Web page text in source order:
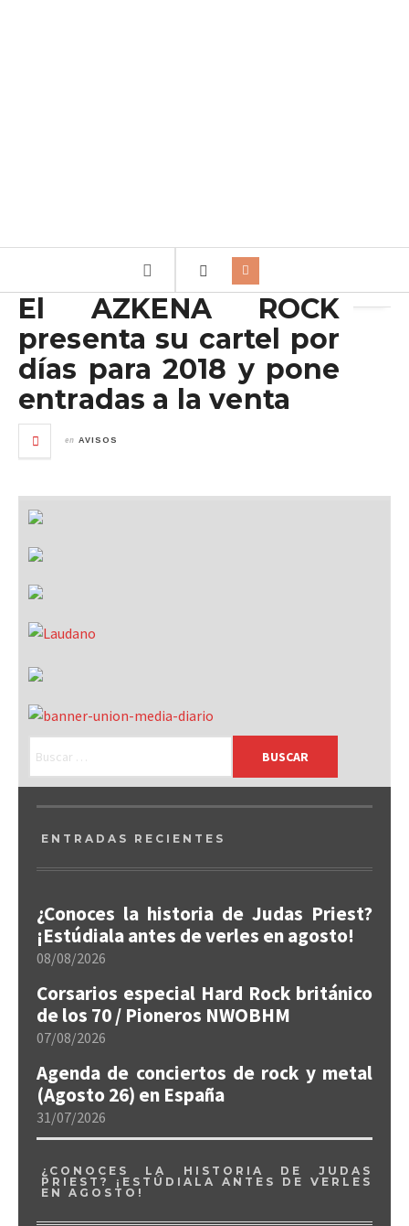
THE BEASTS OF BOURBON
El AZKENA ROCK
presenta su cartel por
días para 2018 y pone
entradas a la venta
en AVISOS
ENTRADAS RECIENTES
¿Conoces la historia de Judas Priest?
¡Estúdiala antes de verles en agosto!
08/08/2026
Corsarios especial Hard Rock británico
de los 70 / Pioneros NWOBHM
07/08/2026
Agenda de conciertos de rock y metal
(Agosto 26) en España
31/07/2026
¿CONOCES LA HISTORIA DE JUDAS
PRIEST? ¡ESTÚDIALA ANTES DE VERLES
EN AGOSTO!